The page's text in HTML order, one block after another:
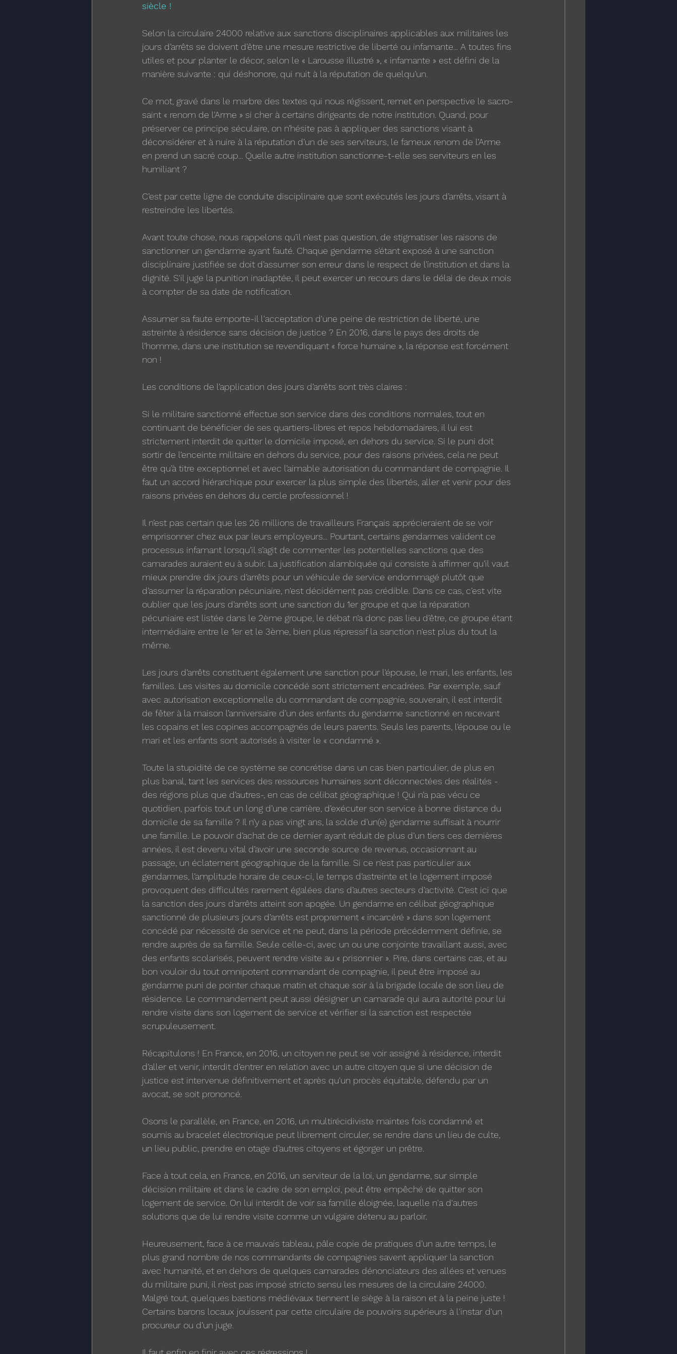
siècle !
Selon la circulaire 24000 relative aux sanctions disciplinaires applicables aux militaires les
jours d’arrêts se doivent d’être une mesure restrictive de liberté ou infamante... A toutes fins
utiles et pour planter le décor, selon le « Larousse illustré », « infamante » est défini de la
manière suivante : qui déshonore, qui nuit à la réputation de quelqu’un.
Ce mot, gravé dans le marbre des textes qui nous régissent, remet en perspective le sacro-
saint « renom de l’Arme » si cher à certains dirigeants de notre institution. Quand, pour
préserver ce principe séculaire, on n’hésite pas à appliquer des sanctions visant à
déconsidérer et à nuire à la réputation d’un de ses serviteurs, le fameux renom de l’Arme
en prend un sacré coup... Quelle autre institution sanctionne-t-elle ses serviteurs en les
humiliant ?
C’est par cette ligne de conduite disciplinaire que sont exécutés les jours d’arrêts, visant à
restreindre les libertés.
Avant toute chose, nous rappelons qu’il n’est pas question, de stigmatiser les raisons de
sanctionner un gendarme ayant fauté. Chaque gendarme s’étant exposé à une sanction
disciplinaire justifiée se doit d’assumer son erreur dans le respect de l’institution et dans la
dignité. S'il juge la punition inadaptée, il peut exercer un recours dans le délai de deux mois
à compter de sa date de notification.
Assumer sa faute emporte-il l'acceptation d'une peine de restriction de liberté, une
astreinte à résidence sans décision de justice ? En 2016, dans le pays des droits de
l’homme, dans une institution se revendiquant « force humaine », la réponse est forcément
non !
Les conditions de l’application des jours d’arrêts sont très claires :
Si le militaire sanctionné effectue son service dans des conditions normales, tout en
continuant de bénéficier de ses quartiers-libres et repos hebdomadaires, il lui est
strictement interdit de quitter le domicile imposé, en dehors du service. Si le puni doit
sortir de l’enceinte militaire en dehors du service, pour des raisons privées, cela ne peut
être qu’à titre exceptionnel et avec l’aimable autorisation du commandant de compagnie. Il
faut un accord hiérarchique pour exercer la plus simple des libertés, aller et venir pour des
raisons privées en dehors du cercle professionnel !
Il n’est pas certain que les 26 millions de travailleurs Français apprécieraient de se voir
emprisonner chez eux par leurs employeurs... Pourtant, certains gendarmes valident ce
processus infamant lorsqu’il s’agit de commenter les potentielles sanctions que des
camarades auraient eu à subir. La justification alambiquée qui consiste à affirmer qu’il vaut
mieux prendre dix jours d’arrêts pour un véhicule de service endommagé plutôt que
d’assumer la réparation pécuniaire, n'est décidément pas crédible. Dans ce cas, c’est vite
oublier que les jours d’arrêts sont une sanction du 1er groupe et que la réparation
pécuniaire est listée dans le 2ème groupe, le débat n’a donc pas lieu d’être, ce groupe étant
intermédiaire entre le 1er et le 3ème, bien plus répressif la sanction n'est plus du tout la
même.
Les jours d’arrêts constituent également une sanction pour l’épouse, le mari, les enfants, les
familles. Les visites au domicile concédé sont strictement encadrées. Par exemple, sauf
avec autorisation exceptionnelle du commandant de compagnie, souverain, il est interdit
de fêter à la maison l’anniversaire d’un des enfants du gendarme sanctionné en recevant
les copains et les copines accompagnés de leurs parents. Seuls les parents, l’épouse ou le
mari et les enfants sont autorisés à visiter le « condamné ».
Toute la stupidité de ce système se concrétise dans un cas bien particulier, de plus en
plus banal, tant les services des ressources humaines sont déconnectées des réalités -
des régions plus que d’autres-, en cas de célibat géographique ! Qui n’a pas vécu ce
quotidien, parfois tout un long d’une carrière, d’exécuter son service à bonne distance du
domicile de sa famille ? Il n’y a pas vingt ans, la solde d’un(e) gendarme suffisait à nourrir
une famille. Le pouvoir d’achat de ce dernier ayant réduit de plus d’un tiers ces dernières
années, il est devenu vital d’avoir une seconde source de revenus, occasionnant au
passage, un éclatement géographique de la famille. Si ce n’est pas particulier aux
gendarmes, l’amplitude horaire de ceux-ci, le temps d’astreinte et le logement imposé
provoquent des difficultés rarement égalées dans d’autres secteurs d’activité. C’est ici que
la sanction des jours d’arrêts atteint son apogée. Un gendarme en célibat géographique
sanctionné de plusieurs jours d’arrêts est proprement « incarcéré » dans son logement
concédé par nécessité de service et ne peut, dans la période précédemment définie, se
rendre auprès de sa famille. Seule celle-ci, avec un ou une conjointe travaillant aussi, avec
des enfants scolarisés, peuvent rendre visite au « prisonnier ». Pire, dans certains cas, et au
bon vouloir du tout omnipotent commandant de compagnie, il peut être imposé au
gendarme puni de pointer chaque matin et chaque soir à la brigade locale de son lieu de
résidence. Le commandement peut aussi désigner un camarade qui aura autorité pour lui
rendre visite dans son logement de service et vérifier si la sanction est respectée
scrupuleusement.
Récapitulons ! En France, en 2016, un citoyen ne peut se voir assigné à résidence, interdit
d’aller et venir, interdit d’entrer en relation avec un autre citoyen que si une décision de
justice est intervenue définitivement et après qu'un procès équitable, défendu par un
avocat, se soit prononcé.
Osons le parallèle, en France, en 2016, un multirécidiviste maintes fois condamné et
soumis au bracelet électronique peut librement circuler, se rendre dans un lieu de culte,
un lieu public, prendre en otage d’autres citoyens et égorger un prêtre.
Face à tout cela, en France, en 2016, un serviteur de la loi, un gendarme, sur simple
décision militaire et dans le cadre de son emploi, peut être empêché de quitter son
logement de service. On lui interdit de voir sa famille éloignée, laquelle n'a d'autres
solutions que de lui rendre visite comme un vulgaire détenu au parloir.
Heureusement, face à ce mauvais tableau, pâle copie de pratiques d’un autre temps, le
plus grand nombre de nos commandants de compagnies savent appliquer la sanction
avec humanité, et en dehors de quelques camarades dénonciateurs des allées et venues
du militaire puni, il n’est pas imposé stricto sensu les mesures de la circulaire 24000.
Malgré tout, quelques bastions médiévaux tiennent le siège à la raison et à la peine juste !
Certains barons locaux jouissent par cette circulaire de pouvoirs supérieurs à l'instar d'un
procureur ou d’un juge.